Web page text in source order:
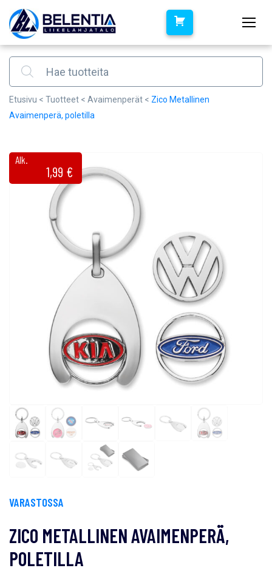
Products search
Etusivu < Tuotteet < Avaimenperät < Zico Metallinen
Avaimenperä, poletilla
Alk.
1,99 €
VARASTOSSA
ZICO METALLINEN AVAIMENPERÄ,
POLETILLA